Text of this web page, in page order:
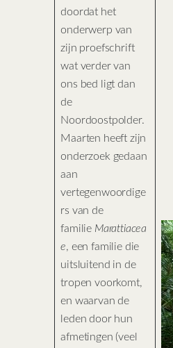
doordat het
onderwerp van
zijn proefschrift
wat verder van
ons bed ligt dan
de
Noordoostpolder.
Maarten heeft zijn
onderzoek gedaan
aan
vertegenwoordige
rs van de
familie Marattiacea
e, een familie die
uitsluitend in de
tropen voorkomt,
en waarvan de
leden door hun
afmetingen (veel